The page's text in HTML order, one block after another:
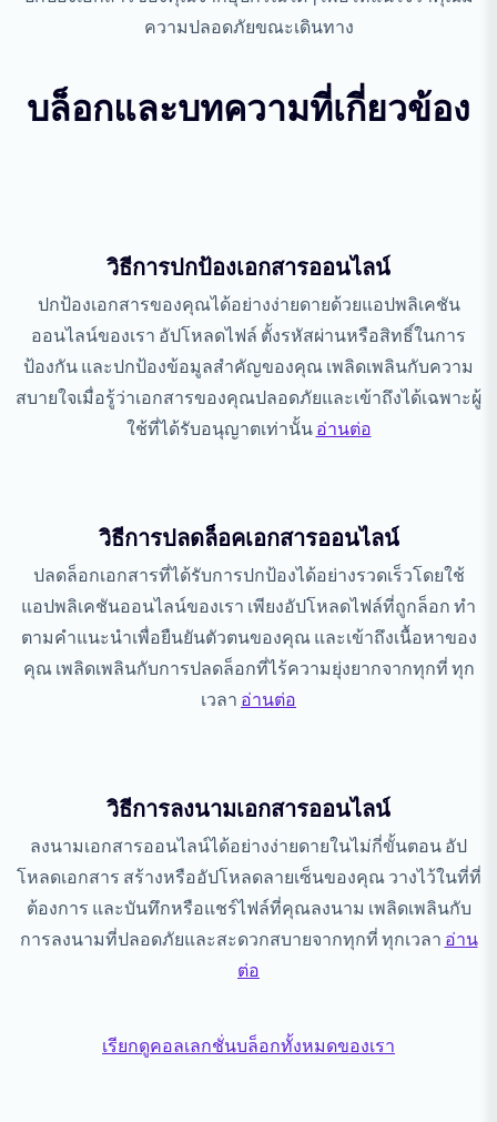
ความปลอดภัยขณะเดินทาง
บล็อกและบทความที่เกี่ยวข้อง
วิธีการปกป้องเอกสารออนไลน์
ปกป้องเอกสารของคุณได้อย่างง่ายดายด้วยแอปพลิเคชัน
ออนไลน์ของเรา อัปโหลดไฟล์ ตั้งรหัสผ่านหรือสิทธิ์ในการ
ป้องกัน และปกป้องข้อมูลสำคัญของคุณ เพลิดเพลินกับความ
สบายใจเมื่อรู้ว่าเอกสารของคุณปลอดภัยและเข้าถึงได้เฉพาะผู้
ใช้ที่ได้รับอนุญาตเท่านั้นอ่านต่อ
วิธีการปลดล็อคเอกสารออนไลน์
ปลดล็อกเอกสารที่ได้รับการปกป้องได้อย่างรวดเร็วโดยใช้
แอปพลิเคชันออนไลน์ของเรา เพียงอัปโหลดไฟล์ที่ถูกล็อก ทำ
ตามคำแนะนำเพื่อยืนยันตัวตนของคุณ และเข้าถึงเนื้อหาของ
คุณ เพลิดเพลินกับการปลดล็อกที่ไร้ความยุ่งยากจากทุกที่ ทุก
เวลา อ่านต่อ
วิธีการลงนามเอกสารออนไลน์
ลงนามเอกสารออนไลน์ได้อย่างง่ายดายในไม่กี่ขั้นตอน อัป
โหลดเอกสาร สร้างหรืออัปโหลดลายเซ็นของคุณ วางไว้ในที่ที่
ต้องการ และบันทึกหรือแชร์ไฟล์ที่คุณลงนาม เพลิดเพลินกับ
การลงนามที่ปลอดภัยและสะดวกสบายจากทุกที่ ทุกเวลา อ่าน
ต่อ
เรียกดูคอลเลกชั่นบล็อกทั้งหมดของเรา